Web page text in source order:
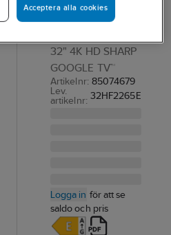
Google TV™,
32" 4K HD SHARP
GOOGLE TV™
Artikelnr: 85074679
Lev.
artikelnr: 32HF2265E
Logga in för att se
saldo och pris
Acceptera alla cookies